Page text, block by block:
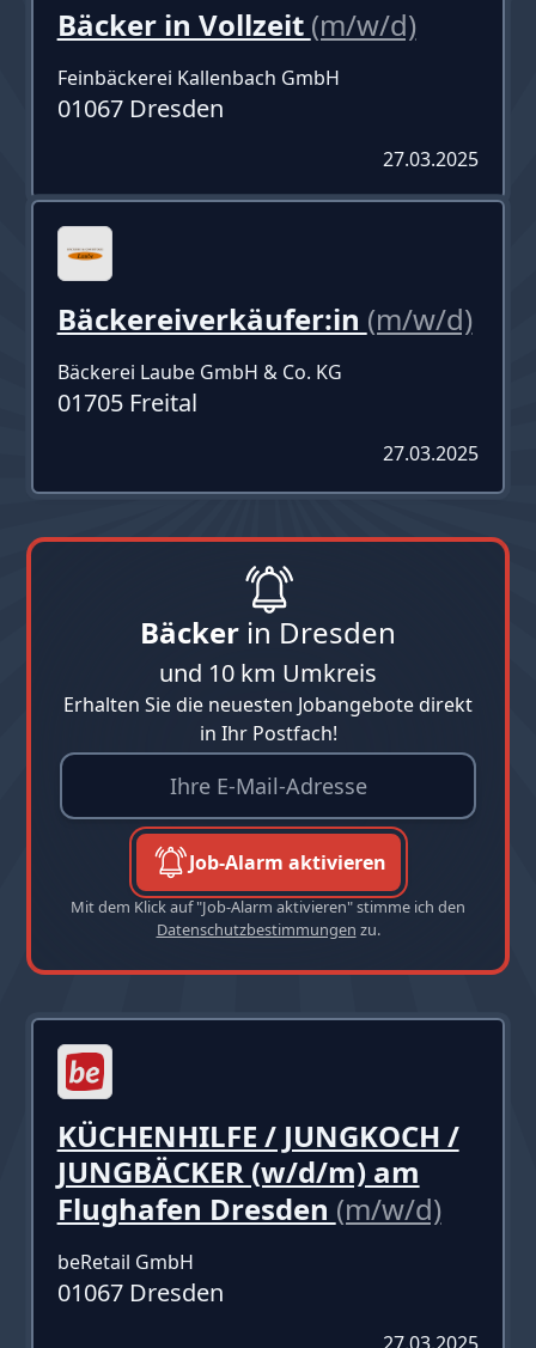
Bäcker in Vollzeit (m/w/d)
Feinbäckerei Kallenbach GmbH
01067 Dresden
27.03.2025
Bäckereiverkäufer:in (m/w/d)
Bäckerei Laube GmbH & Co. KG
01705 Freital
27.03.2025
Bäcker in Dresden
und 10 km Umkreis
Erhalten Sie die neuesten Jobangebote direkt
in Ihr Postfach!
Job-Alarm aktivieren
Mit dem Klick auf "Job-Alarm aktivieren" stimme ich den
Datenschutzbestimmungen zu.
KÜCHENHILFE / JUNGKOCH /
JUNGBÄCKER (w/d/m) am
Flughafen Dresden (m/w/d)
beRetail GmbH
01067 Dresden